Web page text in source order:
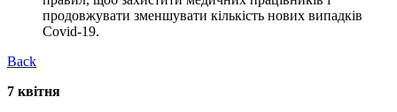
продовжувати зменшувати кількість нових випадків
Covid-19.
Back
7 квітня